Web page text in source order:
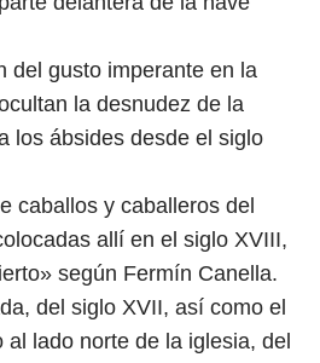
del gusto imperante en la
la desnudez de la
los ábsides desde el siglo
caballos y caballeros del
allí en el siglo XVIII,
según Fermín Canella.
del siglo XVII, así como el
al lado norte de la iglesia, del